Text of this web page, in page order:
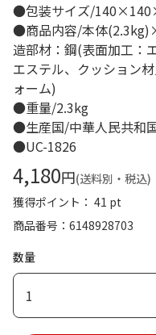
●包装サイズ/
●商品内容/本体
造部材：鋼(表面加工：
エステル、クッション
ォーム)
●重量/2.3kg
●生産国/中華人民共和
●UC-1826
4,180円(送料別・税込)
獲得ポイント： 41 pt
商品番号
6148928703
数量
1